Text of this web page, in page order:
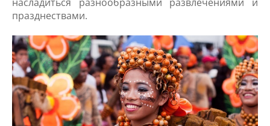
празднествами.